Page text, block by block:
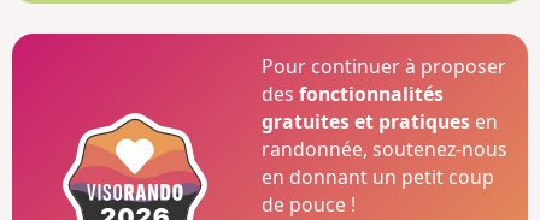
Pour continuer à proposer
desfonctionnalités
gratuites et pratiques en
randonnée, soutenez-nous
en donnant un petit coup
de pouce !